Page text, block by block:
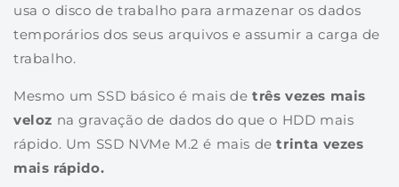
usa o disco de trabalho para armazenar os dados
temporários dos seus arquivos e assumir a carga de
trabalho.
Mesmo um SSD básico é mais de três vezes mais
veloz na gravação de dados do que o HDD mais
rápido. Um SSD NVMe M.2 é mais detrinta vezes
mais rápido.